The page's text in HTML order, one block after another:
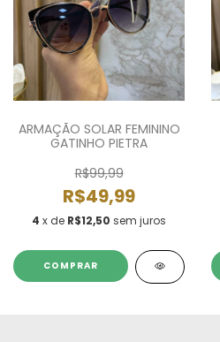
ARMAÇÃO SOLAR FEMININO
GATINHO PIETRA
R$99,99
R$49,99
4 x de R$12,50 sem juros
COMPRAR